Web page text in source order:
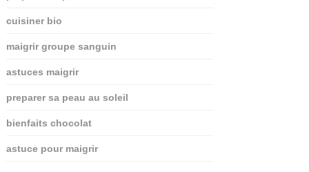
cuisiner bio
maigrir groupe sanguin
astuces maigrir
preparer sa peau au soleil
bienfaits chocolat
astuce pour maigrir